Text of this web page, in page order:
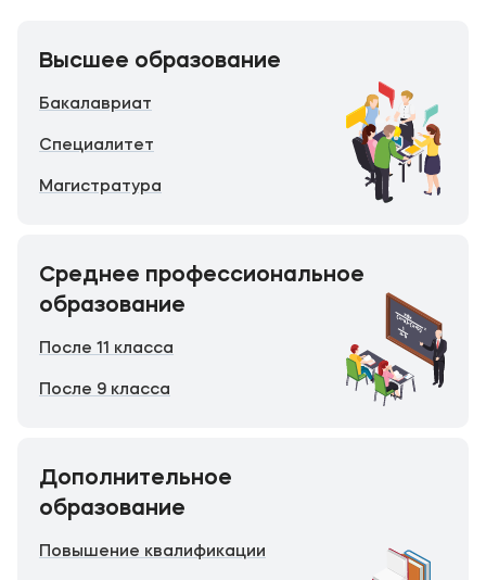
Высшее образование
Бакалавриат
Специалитет
Магистратура
Среднее профессиональное
образование
После 11 класса
После 9 класса
Дополнительное
образование
Повышение квалификации